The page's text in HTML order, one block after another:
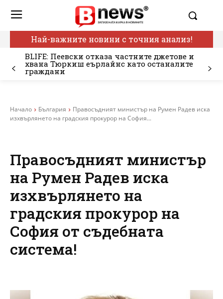
Най-важните новини с точния анализ!
BLIFE: Пеевски отказа частните джетове и
хвана Тюркиш еърлайнс като останалите
граждани
Начало България
Правосъдният министър на Румен Радев иска
изхвърлянето на градския прокурор на София...
Правосъдният министър
на Румен Радев иска
изхвърлянето на
градския прокурор на
София от съдебната
система!